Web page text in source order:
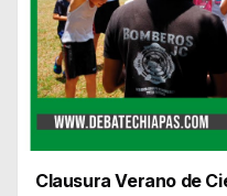
Clausura Verano de